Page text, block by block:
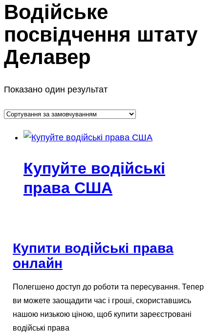
Водійське
посвідчення штату
Делавер
Показано один результат
Купуйте водійські
права США
Купити водійські права
онлайн
Полегшено доступ до роботи та пересування. Тепер
ви можете заощадити час і гроші, скориставшись
нашою низькою ціною, щоб купити зареєстровані
водійські права